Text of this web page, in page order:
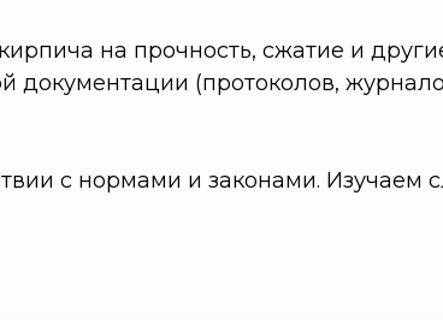
на прочность, сжатие и
документации (протоколов,
с нормами и законами. Изучаем